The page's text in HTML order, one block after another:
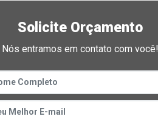
Solicite Orçamento
Nós entramos em contato com você!